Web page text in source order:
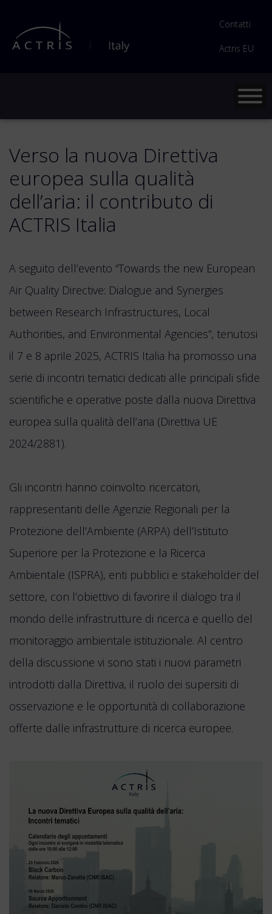
Contatti
Actris EU
Verso la nuova Direttiva
europea sulla qualità
dell’aria: il contributo di
ACTRIS Italia
A seguito dell’evento “Towards the new European
Air Quality Directive: Dialogue and Synergies
between Research Infrastructures, Local
Authorities, and Environmental Agencies”, tenutosi
il 7 e 8 aprile 2025, ACTRIS Italia ha promosso una
serie di incontri tematici dedicati alle principali sfide
scientifiche e operative poste dalla nuova Direttiva
europea sulla qualità dell’aria (Direttiva UE
2024/2881).
Gli incontri hanno coinvolto ricercatori,
rappresentanti delle Agenzie Regionali per la
Protezione dell’Ambiente (ARPA) dell’Istituto
Superiore per la Protezione e la Ricerca
Ambientale (ISPRA), enti pubblici e stakeholder del
settore, con l’obiettivo di favorire il dialogo tra il
mondo delle infrastrutture di ricerca e quello del
monitoraggio ambientale istituzionale. Al centro
della discussione vi sono stati i nuovi parametri
introdotti dalla Direttiva, il ruolo dei supersiti di
osservazione e le opportunità di collaborazione
offerte dalle infrastrutture di ricerca europee.